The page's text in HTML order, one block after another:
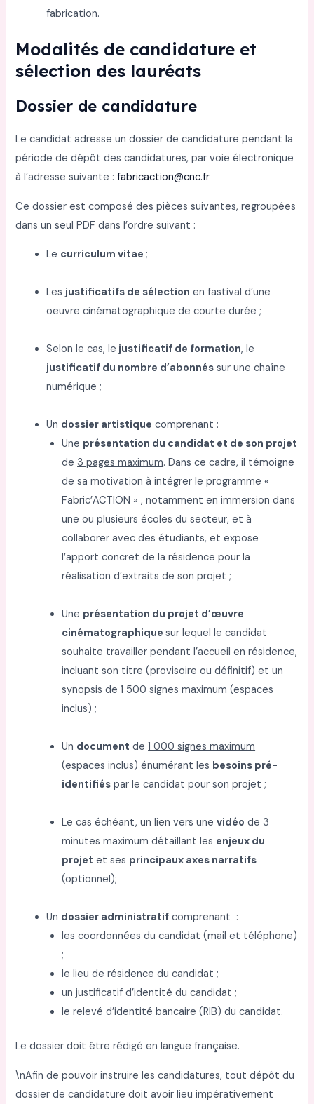
fabrication.
Modalités de candidature et
sélection des lauréats
Dossier de candidature
Le candidat adresse un dossier de candidature pendant la
période de dépôt des candidatures, par voie électronique
à l’adresse suivante :fabricaction@cnc.fr
Ce dossier est composé des pièces suivantes, regroupées
dans un seul PDF dans l’ordre suivant :
Le curriculum vitae;
Les justificatifs de sélection en fastival d’une
oeuvre cinématographique de courte durée ;
Selon le cas, le justificatif de formation, le
justificatif du nombre d’abonnés sur une chaîne
numérique ;
Un dossier artistique comprenant :
Une présentation du candidat et de son projet
de 3 pages maximum. Dans ce cadre, il témoigne
de sa motivation à intégrer le programme «
Fabric’ACTION » , notamment en immersion dans
une ou plusieurs écoles du secteur, et à
collaborer avec des étudiants, et expose
l’apport concret de la résidence pour la
réalisation d’extraits de son projet ;
Une présentation du projet d’œuvre
cinématographiquesur lequel le candidat
souhaite travailler pendant l’accueil en résidence,
incluant son titre (provisoire ou définitif) et un
synopsis de1 500 signes maximum (espaces
inclus) ;
Un document de1 000 signes maximum
(espaces inclus) énumérant les besoins pré-
identifiés par le candidat pour son projet ;
Le cas échéant, un lien vers unevidéo de 3
minutes maximum détaillant les enjeux du
projet et ses principaux axes narratifs
(optionnel);
Un dossier administratif comprenant :
les coordonnées du candidat (mail et téléphone)
;
le lieu de résidence du candidat ;
un justificatif d’identité du candidat ;
le relevé d’identité bancaire (RIB) du candidat.
Le dossier doit être rédigé en langue française.
\nAfin de pouvoir instruire les candidatures, tout dépôt du
dossier de candidature doit avoir lieu impérativement